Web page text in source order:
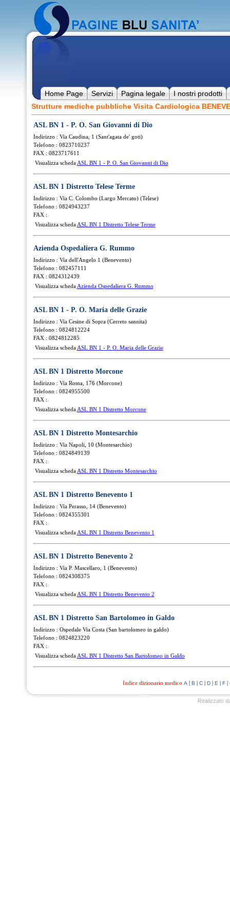
Home Page Servizi Pagina legale
I nostri prodotti
Strutture mediche pubbliche Visita Cardiologica
ASL BN 1 - P. O. San Giovanni di Dio
Indirizzo : Via Caudina, 1 (Sant'agata de' goti)
Telefono : 0823710237
FAX : 0823717611
Visualizza scheda ASL BN 1 - P. O. San Giovanni di Dio
ASL BN 1 Distretto Telese Terme
Indirizzo : Via C. Colombo (Largo Mercato) (Telese)
Telefono : 0824943237
FAX :
Visualizza scheda ASL BN 1 Distretto Telese Terme
Azienda Ospedaliera G. Rummo
Indirizzo : Via dell'Angelo 1 (Benevento)
Telefono : 082457111
FAX : 0824312439
Visualizza scheda Azienda Ospedaliera G. Rummo
ASL BN 1 - P. O. Maria delle Grazie
Indirizzo : Via Cesine di Sopra (Cerreto sannita)
Telefono : 0824812224
FAX : 0824812285
Visualizza scheda ASL BN 1 - P. O. Maria delle Grazie
ASL BN 1 Distretto Morcone
Indirizzo : Via Roma, 176 (Morcone)
Telefono : 0824955500
FAX :
Visualizza scheda ASL BN 1 Distretto Morcone
ASL BN 1 Distretto Montesarchio
Indirizzo : Via Napoli, 10 (Montesarchio)
Telefono : 0824849139
FAX :
Visualizza scheda ASL BN 1 Distretto Montesarchio
ASL BN 1 Distretto Benevento 1
Indirizzo : Via Perasso, 14 (Benevento)
Telefono : 0824355301
FAX :
Visualizza scheda ASL BN 1 Distretto Benevento 1
ASL BN 1 Distretto Benevento 2
Indirizzo : Via P. Mascellaro, 1 (Benevento)
Telefono : 0824308375
FAX :
Visualizza scheda ASL BN 1 Distretto Benevento 2
ASL BN 1 Distretto San Bartolomeo in Galdo
Indirizzo : Ospedale Via Costa (San bartolomeo in galdo)
Telefono : 0824823220
FAX :
Visualizza scheda ASL BN 1 Distretto San Bartolomeo in Galdo
Indice dizionario medico A | B | C| D| E | F|
Realizzato